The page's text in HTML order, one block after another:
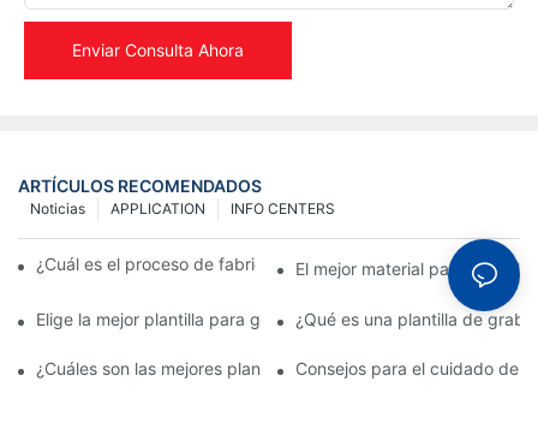
Enviar Consulta Ahora
ARTÍCULOS RECOMENDADOS
INFO CENTERS
APPLICATION
Noticias
¿Cuál es el proceso de fabricación de plantillas metálicas?
El mejor material para
Elige la mejor plantilla para grabado en metal para realzar tus
¿Qué es una plantilla de
¿Cuáles son las mejores plantillas de grabado para metal?
Consejos para el cuidado de